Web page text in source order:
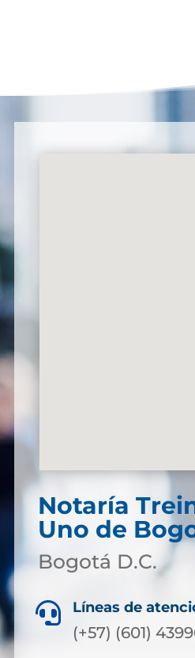
Notaría
Uno de
Bogotá D.C.
 Líneas de
(+57) (601)